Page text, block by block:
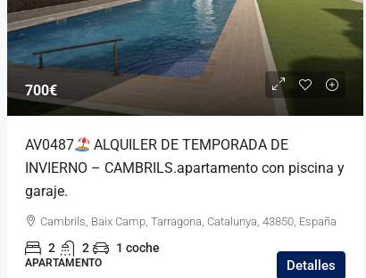
700€
AV0487
ALQUILER DE TEMPORADA DE
INVIERNO – CAMBRILS.apartamento con piscina y
garaje.
Cambrils, Baix Camp, Tarragona, Catalunya, 43850, España
2 2 1 coche
APARTAMENTO Detalles